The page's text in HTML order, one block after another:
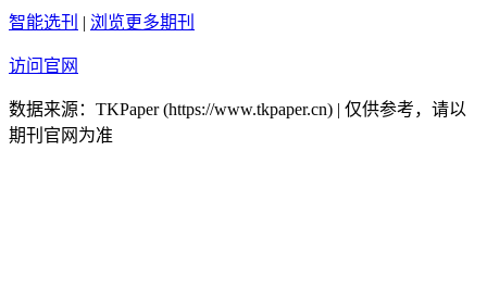
智能选刊 | 浏览更多期刊
访问官网
数据来源：TKPaper (https://www.tkpaper.cn) | 仅供参考，请以
期刊官网为准